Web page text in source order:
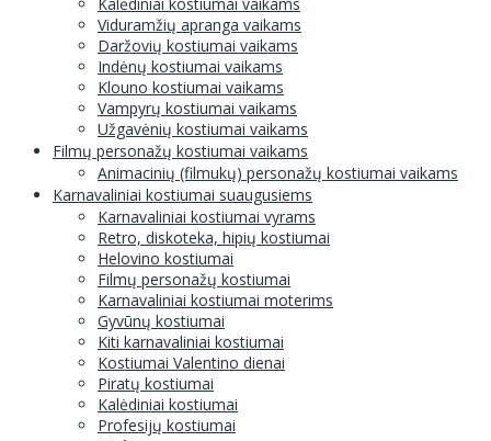
Viduramžių apranga vaikams
Daržovių kostiumai vaikams
Indėnų kostiumai vaikams
Klouno kostiumai vaikams
Vampyrų kostiumai vaikams
Užgavėnių kostiumai vaikams
Filmų personažų kostiumai vaikams
Animacinių (filmukų) personažų kostiumai vaikams
Karnavaliniai kostiumai suaugusiems
Karnavaliniai kostiumai vyrams
Retro, diskoteka, hipių kostiumai
Helovino kostiumai
Filmų personažų kostiumai
Karnavaliniai kostiumai moterims
Gyvūnų kostiumai
Kiti karnavaliniai kostiumai
Kostiumai Valentino dienai
Piratų kostiumai
Kalėdiniai kostiumai
Profesijų kostiumai